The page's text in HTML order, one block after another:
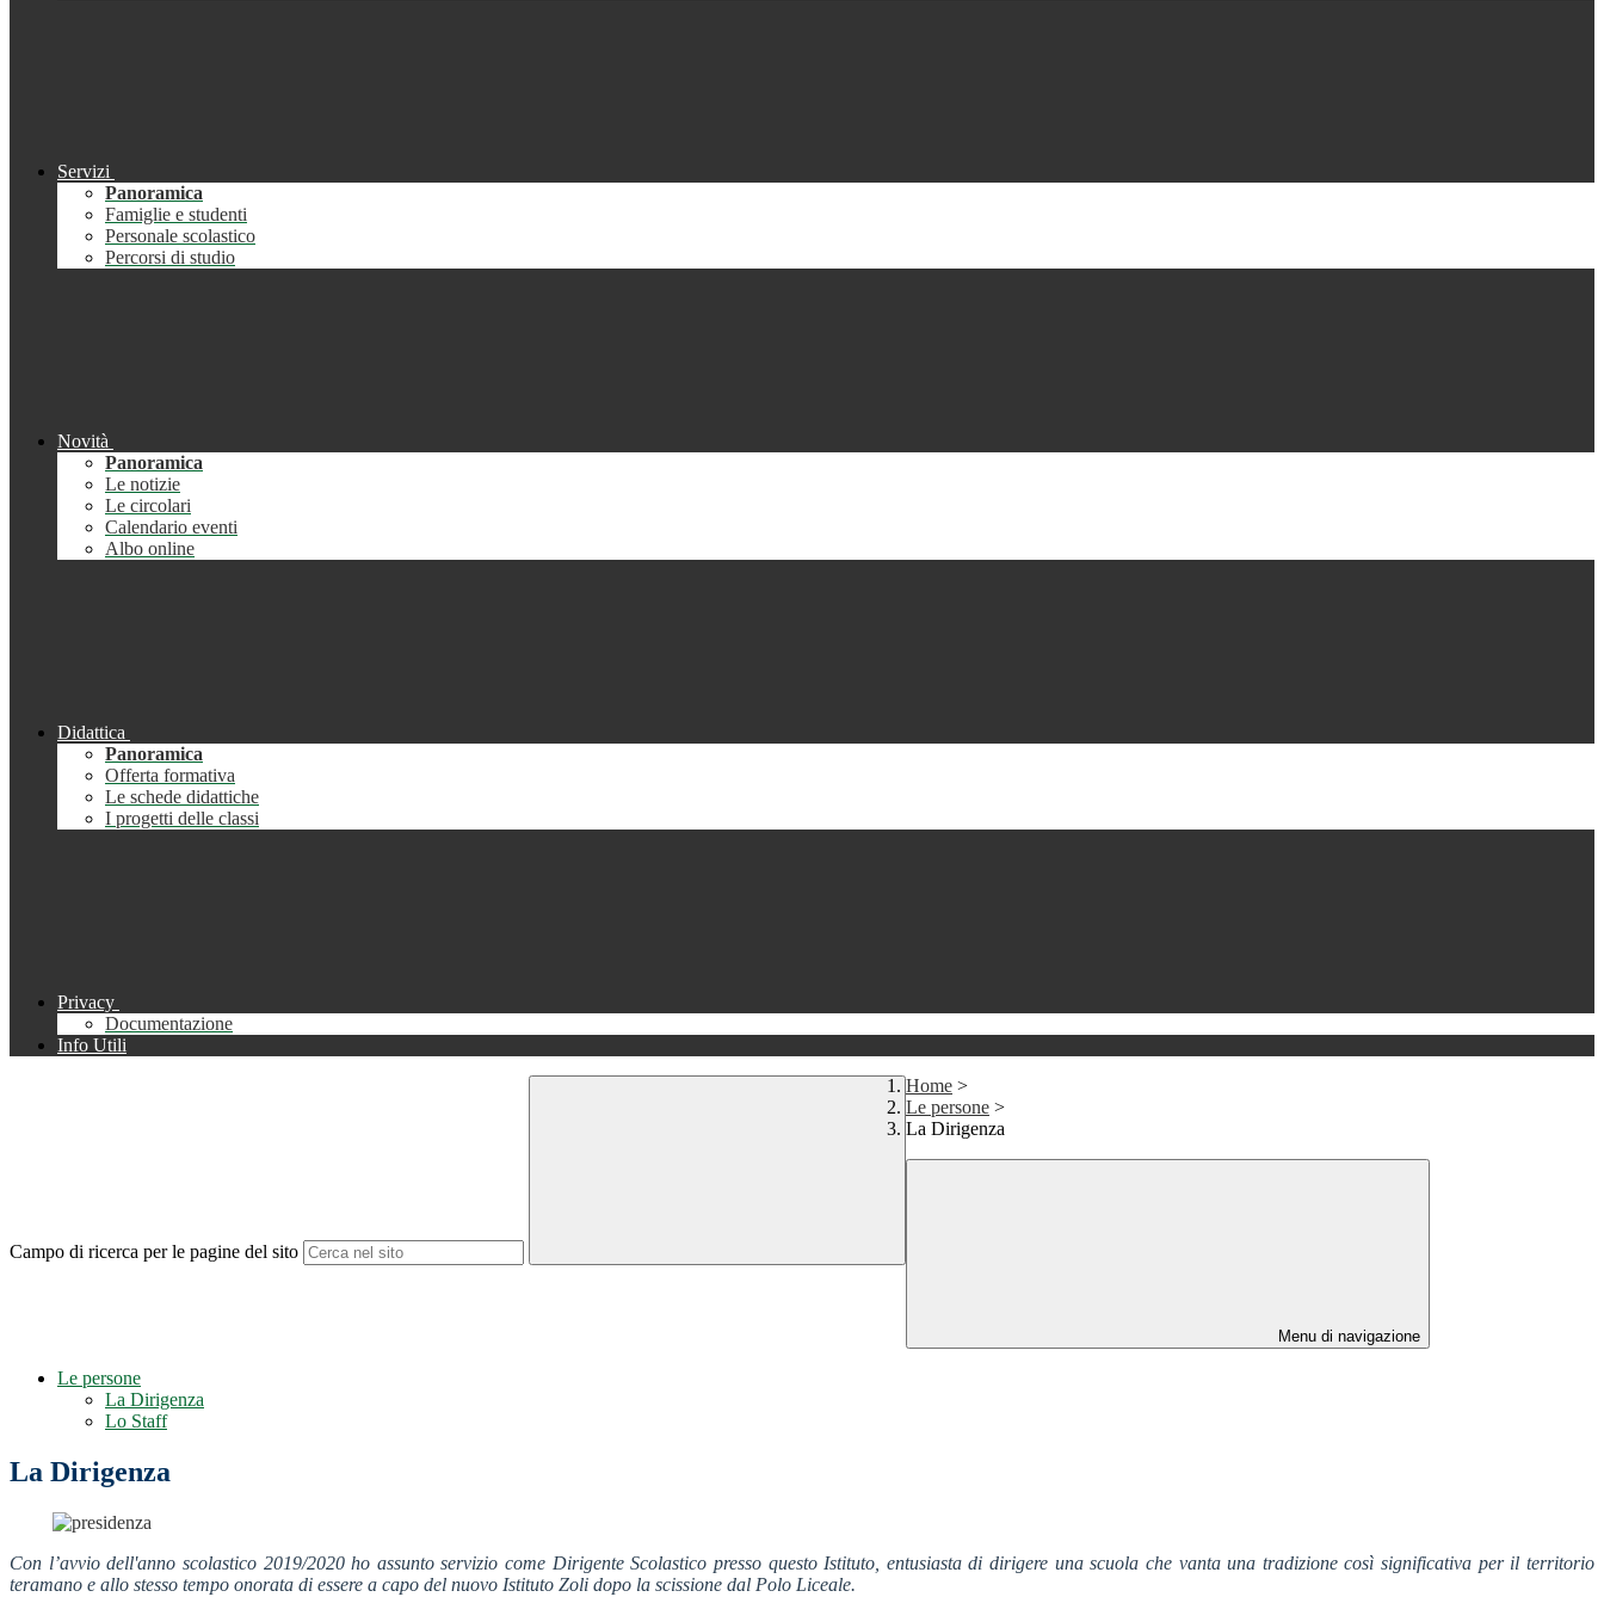
Servizi
Panoramica
Famiglie e studenti
Personale scolastico
Percorsi di studio
Novità
Panoramica
Le notizie
Le circolari
Calendario eventi
Albo online
Didattica
Panoramica
Offerta formativa
Le schede didattiche
I progetti delle classi
Privacy
Documentazione
Info Utili
Campo di ricerca per le pagine del sito
Home >
Le persone >
La Dirigenza
Menu di navigazione
Le persone
La Dirigenza
Lo Staff
La Dirigenza
Con l’avvio dell'anno scolastico 2019/2020 ho assunto servizio come Dirigente Scolastico presso questo Istituto, entusiasta di dirigere una scuola che vanta una tradizione così significativa per il territorio
teramano e allo stesso tempo onorata di essere a capo del nuovo Istituto Zoli dopo la scissione dal Polo Liceale.